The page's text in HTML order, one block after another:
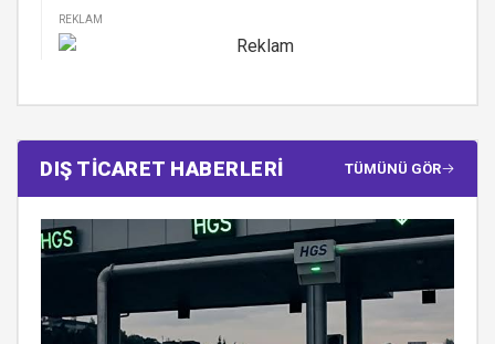
REKLAM
DIŞ TİCARET HABERLERİ TÜMÜNÜ GÖR